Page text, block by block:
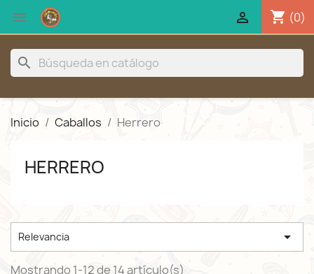
 shopping_cart (0)

search
Inicio Caballos Herrero
HERRERO
Relevancia 
Mostrando 1-12 de 14 artículo(s)